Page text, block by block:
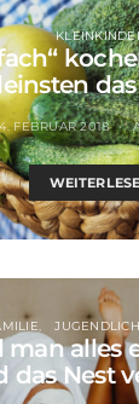
FEBRUAR 2018
man alles
das Nest